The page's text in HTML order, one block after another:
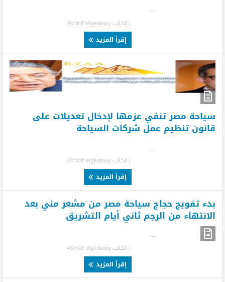
Youth employability programme holds first meeting agreeing on
انجاز لم يحدث من قبل : مصر فى كأس العالم للرياضات الالكترونية (
رومانيا ٢٠٢٣ )
| الكاتبAshraf elgedawy
إقرأ المزيد
سياحة مصر تنفي عزمها لإدخال تعديلات على
قانون تنظيم عمل شركات السياحة
| الكاتبAshraf elgedawy
إقرأ المزيد
بدء تفويج حجاج سياحة مصر من مشعر مني بعد
الانتهاء من الرجم ثاني أيام التشريق
...
| الكاتبAshraf elgedawy
إقرأ المزيد